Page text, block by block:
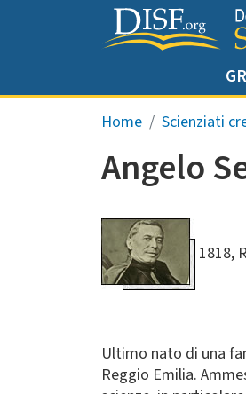
Salta al contenuto principale
Briciole di
Home Scienziati
Angelo
1818,
Ultimo nato di una
Reggio Emilia.